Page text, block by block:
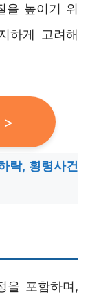
을 높이기 위
하게 고려해
락, 횡령사건
을 포함하며,